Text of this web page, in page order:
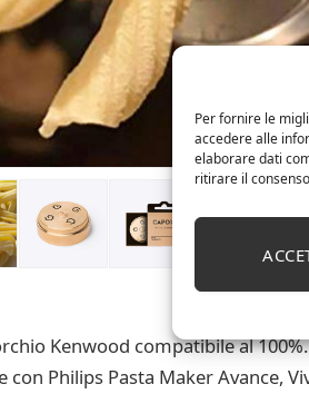
Per fornire le
accedere alle
elaborare dati
ritirare il
Kenwood compatibile al
Philips Pasta Maker Avance,